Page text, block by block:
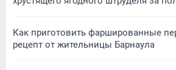
Как приготовить фаршированные
рецепт от жительницы Барнаула